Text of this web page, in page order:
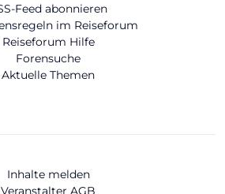
Feed abonnieren
im Reiseforum
Reiseforum Hilfe
Forensuche
Aktuelle Themen
Inhalte melden
Veranstalter AGB